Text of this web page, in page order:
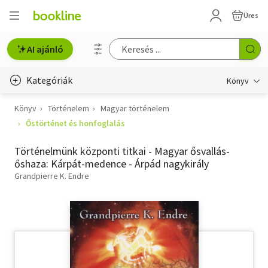
Üres
AI ajánló
Kategóriák Könyv
Életmód, egészség
Gyermek- és ifjúsági
Könyv Történelem
Magyar történelem
Őstörténet és honfoglalás
Történelmünk központi titkai - Magyar ősvallás-
őshaza: Kárpát-medence - Árpád nagykirály
Grandpierre K. Endre